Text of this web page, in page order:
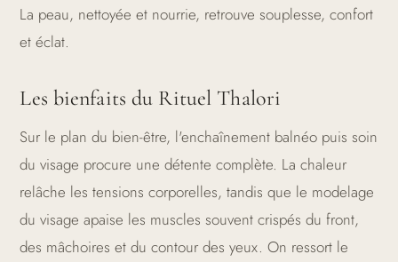
La peau, nettoyée et nourrie, retrouve souplesse, confort
et éclat.
Les bienfaits du Rituel Thalori
Sur le plan du bien-être, l'enchaînement balnéo puis soin
du visage procure une détente complète. La chaleur
relâche les tensions corporelles, tandis que le modelage
du visage apaise les muscles souvent crispés du front,
des mâchoires et du contour des yeux. On ressort le